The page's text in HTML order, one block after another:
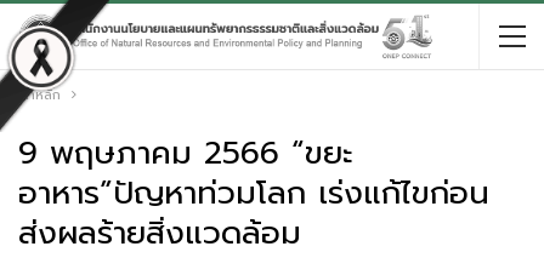
หน้าหลัก
9 พฤษภาคม 2566 “ขยะ
อาหาร”ปัญหาท่วมโลก เร่งแก้ไขก่อน
ส่งผลร้ายสิ่งแวดล้อม